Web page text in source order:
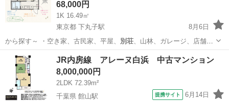
68,000円
1K 16.49㎡
東京都 下丸子駅
8月6日
から探す～ ・空き家、古民家、平屋、 別荘、山林、ガレージ、店舗、
田舎暮らし、居…
東京 下丸子駅 物件
JR内房線 アレーヌ白浜 中古マンション
8,000,000円
2LDK 72.39m²
千葉県 館山駅
提携サイト 6月14日